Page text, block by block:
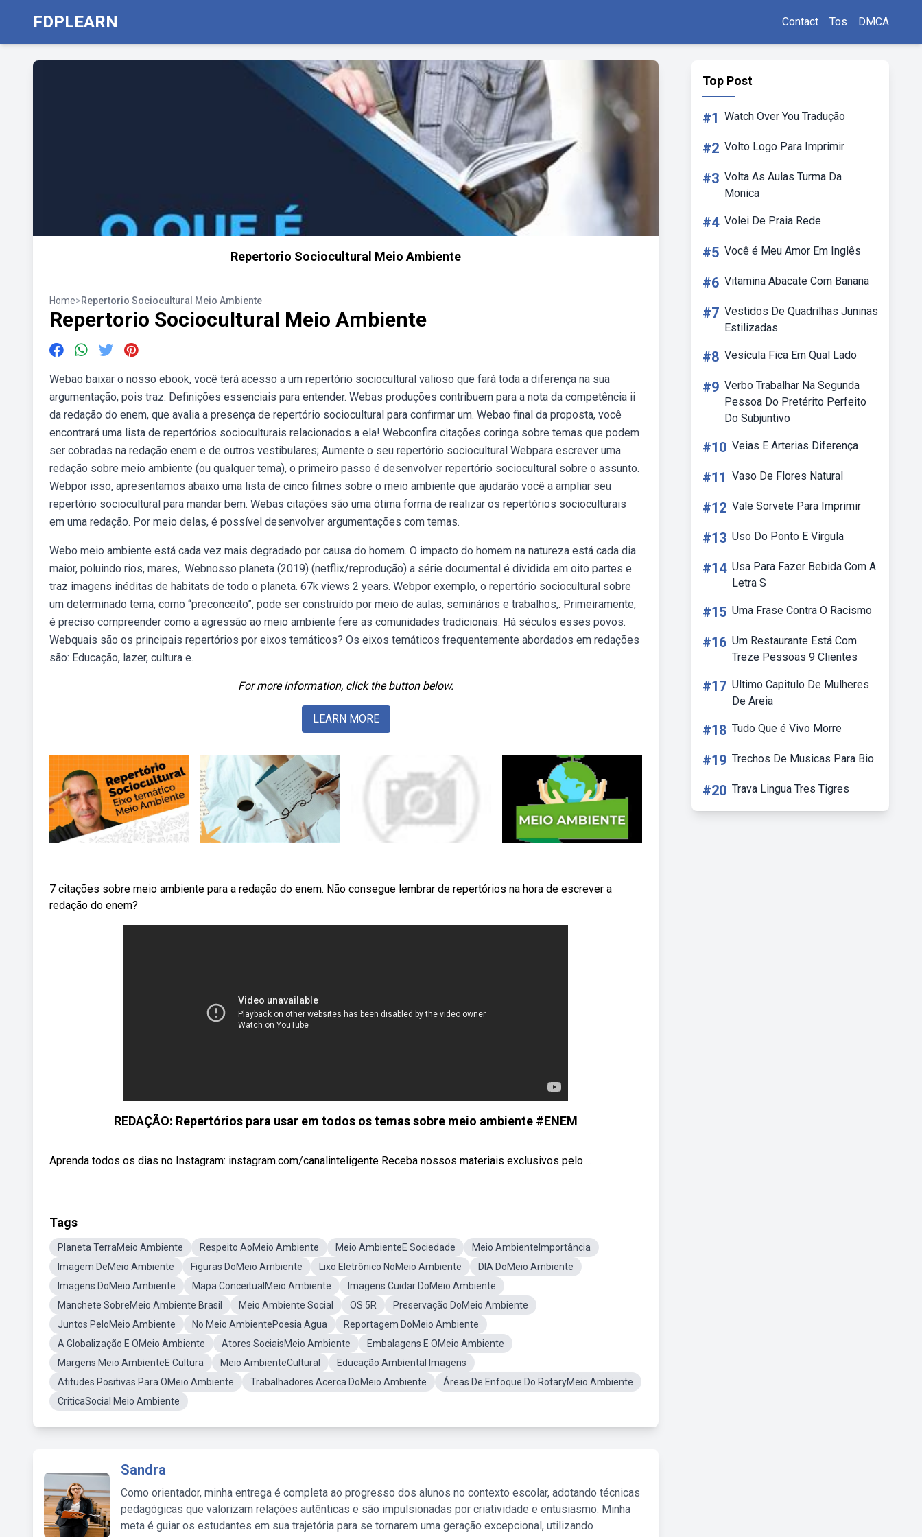
FDPLEARN Contact Tos DMCA
Repertorio Sociocultural Meio Ambiente
Home>Repertorio Sociocultural Meio Ambiente
Repertorio Sociocultural Meio Ambiente
Webao baixar o nosso ebook, você terá acesso a um repertório sociocultural valioso que fará toda a diferença na sua
argumentação, pois traz: Definições essenciais para entender. Webas produções contribuem para a nota da competência ii
da redação do enem, que avalia a presença de repertório sociocultural para confirmar um. Webao final da proposta, você
encontrará uma lista de repertórios socioculturais relacionados a ela! Webconfira citações coringa sobre temas que podem
ser cobradas na redação enem e de outros vestibulares; Aumente o seu repertório sociocultural Webpara escrever uma
redação sobre meio ambiente (ou qualquer tema), o primeiro passo é desenvolver repertório sociocultural sobre o assunto.
Webpor isso, apresentamos abaixo uma lista de cinco filmes sobre o meio ambiente que ajudarão você a ampliar seu
repertório sociocultural para mandar bem. Webas citações são uma ótima forma de realizar os repertórios socioculturais
em uma redação. Por meio delas, é possível desenvolver argumentações com temas.
Webo meio ambiente está cada vez mais degradado por causa do homem. O impacto do homem na natureza está cada dia
maior, poluindo rios, mares,. Webnosso planeta (2019) (netflix/reprodução) a série documental é dividida em oito partes e
traz imagens inéditas de habitats de todo o planeta. 67k views 2 years. Webpor exemplo, o repertório sociocultural sobre
um determinado tema, como “preconceito”, pode ser construído por meio de aulas, seminários e trabalhos,. Primeiramente,
é preciso compreender como a agressão ao meio ambiente fere as comunidades tradicionais. Há séculos esses povos.
Webquais são os principais repertórios por eixos temáticos? Os eixos temáticos frequentemente abordados em redações
são: Educação, lazer, cultura e.
For more information, click the button below.
LEARN MORE
7 citações sobre meio ambiente para a redação do enem. Não consegue lembrar de repertórios na hora de escrever a
redação do enem?
REDAÇÃO: Repertórios para usar em todos os temas sobre meio ambiente #ENEM
Aprenda todos os dias no Instagram: instagram.com/canalinteligente Receba nossos materiais exclusivos pelo ...
Tags
Planeta TerraMeio Ambiente Respeito AoMeio Ambiente Meio AmbienteE Sociedade
Meio AmbienteImportância
Imagem DeMeio Ambiente
Figuras DoMeio Ambiente Lixo Eletrônico NoMeio Ambiente
DIA DoMeio Ambiente
Imagens DoMeio Ambiente
Mapa ConceitualMeio Ambiente
Imagens Cuidar DoMeio Ambiente
Manchete SobreMeio Ambiente Brasil
Meio Ambiente Social OS 5R
Preservação DoMeio Ambiente
Juntos PeloMeio Ambiente
No Meio AmbientePoesia Agua
Reportagem DoMeio Ambiente
A Globalização E OMeio Ambiente
Atores SociaisMeio Ambiente
Embalagens E OMeio Ambiente
Margens Meio AmbienteE Cultura
Meio AmbienteCultural
Educação Ambiental Imagens
Atitudes Positivas Para OMeio Ambiente
Trabalhadores Acerca DoMeio Ambiente
Áreas De Enfoque Do RotaryMeio Ambiente
CriticaSocial Meio Ambiente
Sandra
Como orientador, minha entrega é completa ao progresso dos alunos no contexto escolar, adotando técnicas
pedagógicas que valorizam relações autênticas e são impulsionadas por criatividade e entusiasmo. Minha
meta é guiar os estudantes em sua trajetória para se tornarem uma geração excepcional, utilizando
Top Post
#1 Watch Over You Tradução
#2 Volto Logo Para Imprimir
#3 Volta As Aulas Turma Da
Monica
#4 Volei De Praia Rede
#5 Você é Meu Amor Em Inglês
#6 Vitamina Abacate Com Banana
#7 Vestidos De Quadrilhas Juninas
Estilizadas
#8 Vesícula Fica Em Qual Lado
#9 Verbo Trabalhar Na Segunda
Pessoa Do Pretérito Perfeito
Do Subjuntivo
#10 Veias E Arterias Diferença
#11 Vaso De Flores Natural
#12 Vale Sorvete Para Imprimir
#13 Uso Do Ponto E Vírgula
#14 Usa Para Fazer Bebida Com A
Letra S
#15 Uma Frase Contra O Racismo
#16 Um Restaurante Está Com
Treze Pessoas 9 Clientes
#17 Ultimo Capitulo De Mulheres
De Areia
#18 Tudo Que é Vivo Morre
#19 Trechos De Musicas Para Bio
#20 Trava Lingua Tres Tigres